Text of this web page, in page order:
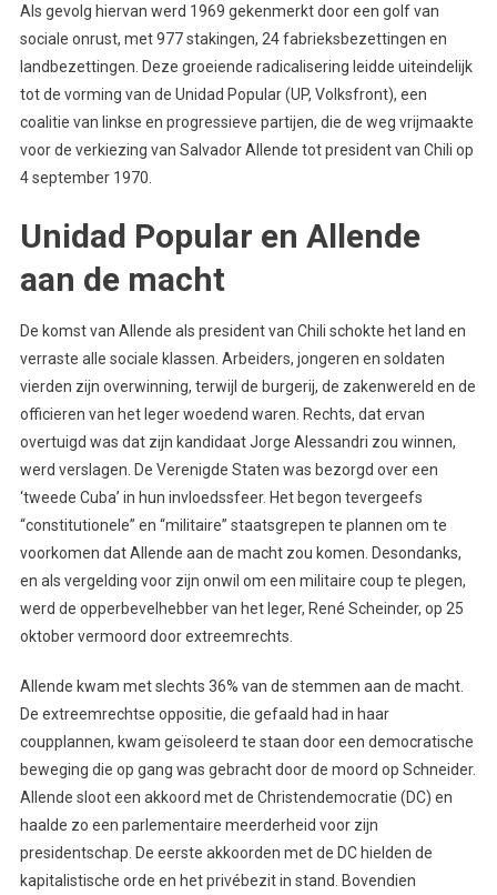
Als gevolg hiervan werd 1969 gekenmerkt door een golf van
sociale onrust, met 977 stakingen, 24 fabrieksbezettingen en
landbezettingen. Deze groeiende radicalisering leidde uiteindelijk
tot de vorming van de Unidad Popular (UP, Volksfront), een
coalitie van linkse en progressieve partijen, die de weg vrijmaakte
voor de verkiezing van Salvador Allende tot president van Chili op
4 september 1970.
Unidad Popular en Allende
aan de macht
De komst van Allende als president van Chili schokte het land en
verraste alle sociale klassen. Arbeiders, jongeren en soldaten
vierden zijn overwinning, terwijl de burgerij, de zakenwereld en de
officieren van het leger woedend waren. Rechts, dat ervan
overtuigd was dat zijn kandidaat Jorge Alessandri zou winnen,
werd verslagen. De Verenigde Staten was bezorgd over een
‘tweede Cuba’ in hun invloedssfeer. Het begon tevergeefs
“constitutionele” en “militaire” staatsgrepen te plannen om te
voorkomen dat Allende aan de macht zou komen. Desondanks,
en als vergelding voor zijn onwil om een militaire coup te plegen,
werd de opperbevelhebber van het leger, René Scheinder, op 25
oktober vermoord door extreemrechts.
Allende kwam met slechts 36% van de stemmen aan de macht.
De extreemrechtse oppositie, die gefaald had in haar
coupplannen, kwam geïsoleerd te staan door een democratische
beweging die op gang was gebracht door de moord op Schneider.
Allende sloot een akkoord met de Christendemocratie (DC) en
haalde zo een parlementaire meerderheid voor zijn
presidentschap. De eerste akkoorden met de DC hielden de
kapitalistische orde en het privébezit in stand. Bovendien